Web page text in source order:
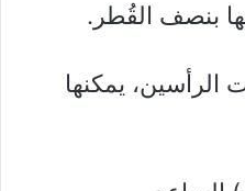
بنصف القُطر.
الرأسين، يمكنها